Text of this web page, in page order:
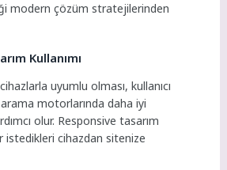
modern çözüm stratejilerinden
Kullanımı
uyumlu olması, kullanıcı
motorlarında daha iyi
olur. Responsive tasarım
istedikleri cihazdan sitenize